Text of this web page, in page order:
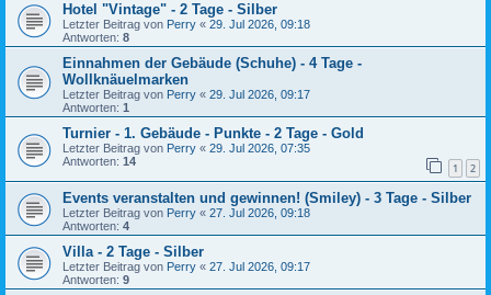
Hotel "Vintage" - 2 Tage - Silber
Letzter Beitrag von Perry « 29. Jul 2026, 09:18
Antworten: 8
Einnahmen der Gebäude (Schuhe) - 4 Tage -
Wollknäuelmarken
Letzter Beitrag von Perry « 29. Jul 2026, 09:17
Antworten: 1
Turnier - 1. Gebäude - Punkte - 2 Tage - Gold
Letzter Beitrag von Perry « 29. Jul 2026, 07:35
Antworten: 14 1 2
Events veranstalten und gewinnen! (Smiley) - 3 Tage - Silber
Letzter Beitrag von Perry « 27. Jul 2026, 09:18
Antworten: 4
Villa - 2 Tage - Silber
Letzter Beitrag von Perry « 27. Jul 2026, 09:17
Antworten: 9